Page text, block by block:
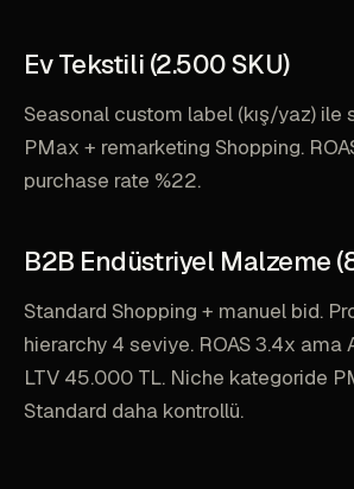
Ev Tekstili (2.500 SKU)
Seasonal custom label (kış/yaz) ile
PMax + remarketing Shopping.
purchase rate %22.
B2B Endüstriyel Malzeme
Standard Shopping + manuel bid.
hierarchy 4 seviye. ROAS 3.4x ama
LTV 45.000 TL. Niche kategoride
Standard daha kontrollü.